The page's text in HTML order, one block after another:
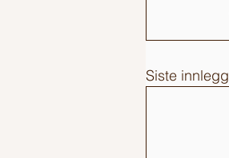
Siste innlegg